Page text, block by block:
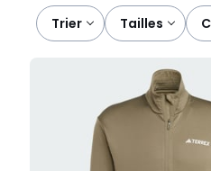
Trier tailles